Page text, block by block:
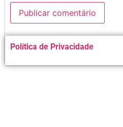
Alternative:
Política de Privacidade